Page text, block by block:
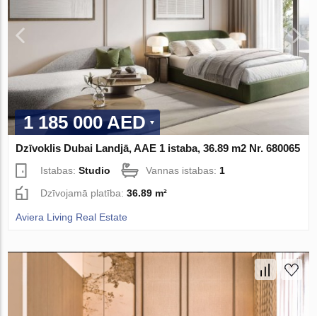
1 185 000 AED
Dzīvoklis Dubai Landjā, AAE 1 istaba, 36.89 m2 Nr. 680065
Istabas:Studio Vannas istabas: 1
Dzīvojamā platība:36.89 m²
Aviera Living Real Estate